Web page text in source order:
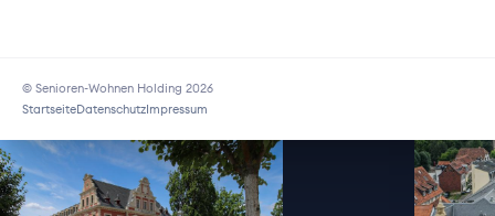
© Senioren-Wohnen Holding 2026
StartseiteDatenschutzImpressum